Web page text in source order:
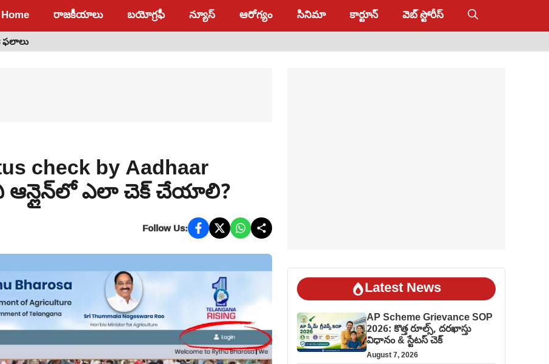
Home రాజకీయాలు బయోగ్రఫీ న్యూస్ ఆరోగ్యం సినిమా కార్టూన్ వెబ్ స్టోరీస్
check by Aadhaar
ఆన్లైన్‌లో ఎలా చెక్ చేయాలి?
Follow Us:
Latest News
AP Scheme Grievance SOP
2026: కొత్త రూల్స్, దరఖాస్తు
విధానం & స్టేటస్ చెక్
August 7, 2026